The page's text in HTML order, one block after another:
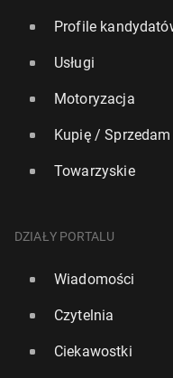
Profile
Usługi
Motoryzacja
Kupię / Sprzedam
Towarzyskie
DZIAŁY PORTALU
Wiadomości
Czytelnia
Ciekawostki